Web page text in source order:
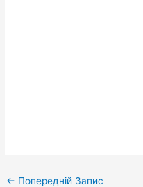
← Попередній Запис